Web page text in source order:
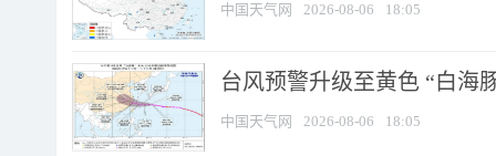
中国天气网 2026-08-06 18:05
台风预警升级至黄色 “白海
中国天气网 2026-08-06 18:05